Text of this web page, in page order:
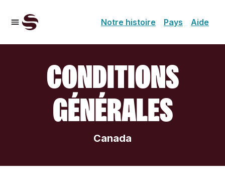
Notre histoire Pays Aide
CONDITIONS
GÉNÉRALES
Canada